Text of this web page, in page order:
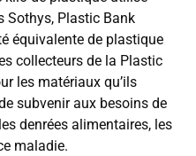
Sothys, Plastic Bank
équivalente de plastique
collecteurs de la Plastic
les matériaux qu’ils
subvenir aux besoins de
denrées alimentaires, les
maladie.